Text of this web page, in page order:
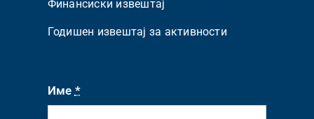
Финансиски извештај
Годишен извештај за активности
Име *